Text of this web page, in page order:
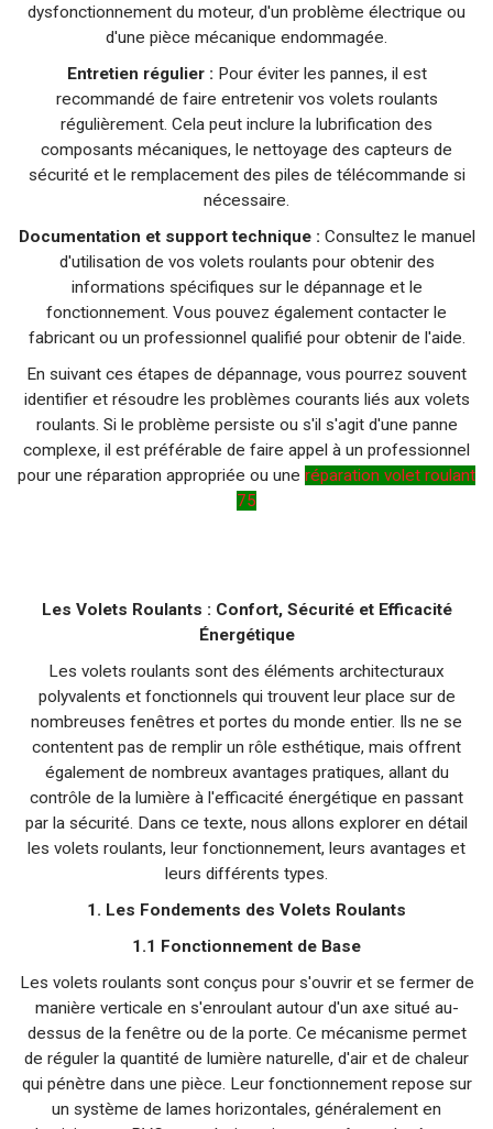
dysfonctionnement du moteur, d'un problème électrique ou
d'une pièce mécanique endommagée.
Entretien régulier : Pour éviter les pannes, il est
recommandé de faire entretenir vos volets roulants
régulièrement. Cela peut inclure la lubrification des
composants mécaniques, le nettoyage des capteurs de
sécurité et le remplacement des piles de télécommande si
nécessaire.
Documentation et support technique : Consultez le manuel
d'utilisation de vos volets roulants pour obtenir des
informations spécifiques sur le dépannage et le
fonctionnement. Vous pouvez également contacter le
fabricant ou un professionnel qualifié pour obtenir de l'aide.
En suivant ces étapes de dépannage, vous pourrez souvent
identifier et résoudre les problèmes courants liés aux volets
roulants. Si le problème persiste ou s'il s'agit d'une panne
complexe, il est préférable de faire appel à un professionnel
pour une réparation appropriée ou une réparation volet roulant
75
Les Volets Roulants : Confort, Sécurité et Efficacité
Énergétique
Les volets roulants sont des éléments architecturaux
polyvalents et fonctionnels qui trouvent leur place sur de
nombreuses fenêtres et portes du monde entier. Ils ne se
contentent pas de remplir un rôle esthétique, mais offrent
également de nombreux avantages pratiques, allant du
contrôle de la lumière à l'efficacité énergétique en passant
par la sécurité. Dans ce texte, nous allons explorer en détail
les volets roulants, leur fonctionnement, leurs avantages et
leurs différents types.
1. Les Fondements des Volets Roulants
1.1 Fonctionnement de Base
Les volets roulants sont conçus pour s'ouvrir et se fermer de
manière verticale en s'enroulant autour d'un axe situé au-
dessus de la fenêtre ou de la porte. Ce mécanisme permet
de réguler la quantité de lumière naturelle, d'air et de chaleur
qui pénètre dans une pièce. Leur fonctionnement repose sur
un système de lames horizontales, généralement en